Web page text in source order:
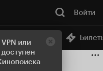
или
Войти
кинотеатр